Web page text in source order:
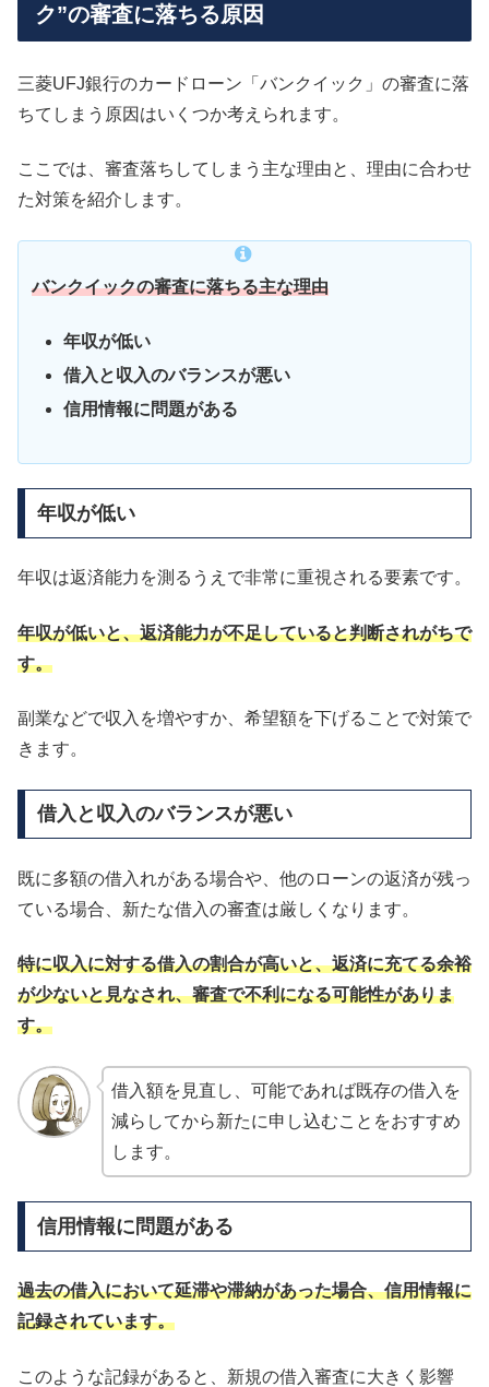
ク”の審査に落ちる原因
三菱UFJ銀行のカードローン「バンクイック」の審査に落
ちてしまう原因はいくつか考えられます。
ここでは、審査落ちしてしまう主な理由と、理由に合わせ
た対策を紹介します。
バンクイックの審査に落ちる主な理由
年収が低い
借入と収入のバランスが悪い
信用情報に問題がある
年収が低い
年収は返済能力を測るうえで非常に重視される要素です。
年収が低いと、返済能力が不足していると判断されがちで
す。
副業などで収入を増やすか、希望額を下げることで対策で
きます。
借入と収入のバランスが悪い
既に多額の借入れがある場合や、他のローンの返済が残っ
ている場合、新たな借入の審査は厳しくなります。
特に収入に対する借入の割合が高いと、返済に充てる余裕
が少ないと見なされ、審査で不利になる可能性がありま
す。
借入額を見直し、可能であれば既存の借入を
減らしてから新たに申し込むことをおすすめ
します。
信用情報に問題がある
過去の借入において延滞や滞納があった場合、信用情報に
記録されています。
このような記録があると、新規の借入審査に大きく影響